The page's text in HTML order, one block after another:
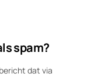
spam?
dat via